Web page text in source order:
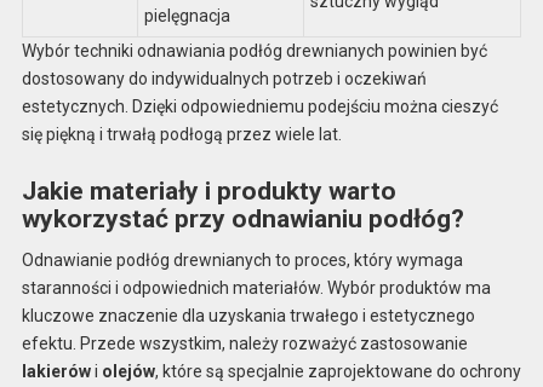
pielęgnacja
Wybór techniki odnawiania podłóg drewnianych powinien być
dostosowany do indywidualnych potrzeb i oczekiwań
estetycznych. Dzięki odpowiedniemu podejściu można cieszyć
się piękną i trwałą podłogą przez wiele lat.
Jakie materiały i produkty warto
wykorzystać przy odnawianiu podłóg?
Odnawianie podłóg drewnianych to proces, który wymaga
staranności i odpowiednich materiałów. Wybór produktów ma
kluczowe znaczenie dla uzyskania trwałego i estetycznego
efektu. Przede wszystkim, należy rozważyć zastosowanie
lakierówi olejów, które są specjalnie zaprojektowane do ochrony